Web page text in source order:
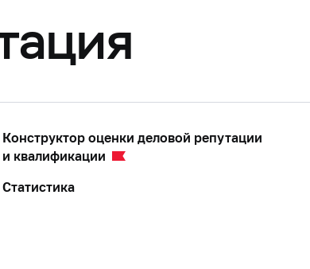
Конструктор оценки деловой репутации
и квалификации
Статистика